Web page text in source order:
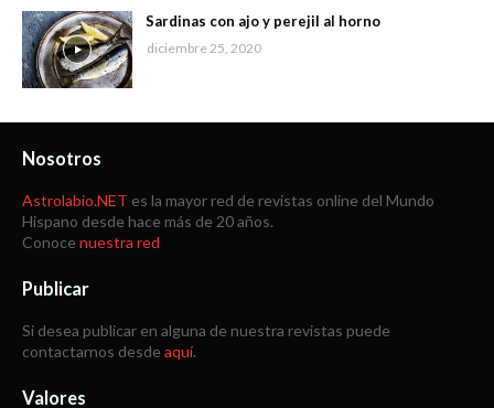
Sardinas con ajo y perejil al horno
diciembre 25, 2020
Nosotros
Astrolabio.NET es la mayor red de revistas online del Mundo
Hispano desde hace más de 20 años.
Conoce nuestra red
Publicar
Si desea publicar en alguna de nuestra revistas puede
contactarnos desde aquí.
Valores